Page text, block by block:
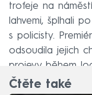
trofeje na
lahvemi, šplhali
s policisty.
odsoudila jejich
projevy během
Čtěte také